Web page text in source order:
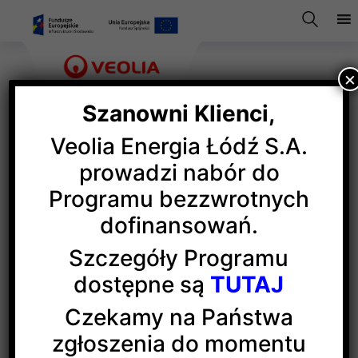
ecoista.pl – nowy portal
o ekologii
Innowacyjny portal internetowy ecoista.pl jest już
dostępny dla użytkowników. Dedykowany jest
tematyce ochrony środowiska i transformacji
energetycznej. Uruchomiona przez Grupę Veolia
Polska nowa platforma ma ambicję stać się
Szanowni Klienci,
Veolia Energia Łódź S.A.
prowadzi nabór do
Programu bezzwrotnych
dofinansowań.
Szczegóły Programu
dostępne są TUTAJ
Czekamy na Państwa
zgłoszenia do momentu
×